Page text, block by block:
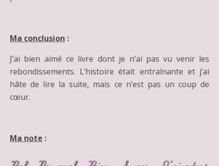
Ma conclusion :
J’ai bien aimé ce livre dont je n’ai pas vu venir les
rebondissements. L’histoire était entraînante et j’ai
hâte de lire la suite, mais ce n’est pas un coup de
cœur.
Ma note :